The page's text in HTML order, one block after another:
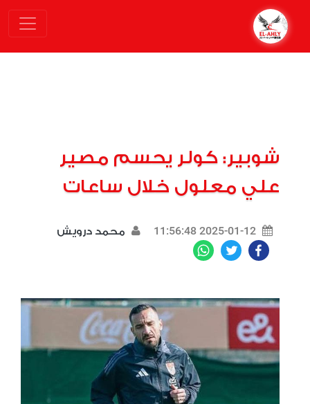
شوبير: كولر يحسم مصير
علي معلول خلال ساعات
2025-01-12 11:56:48 محمد درويش
Facebook
Twitter